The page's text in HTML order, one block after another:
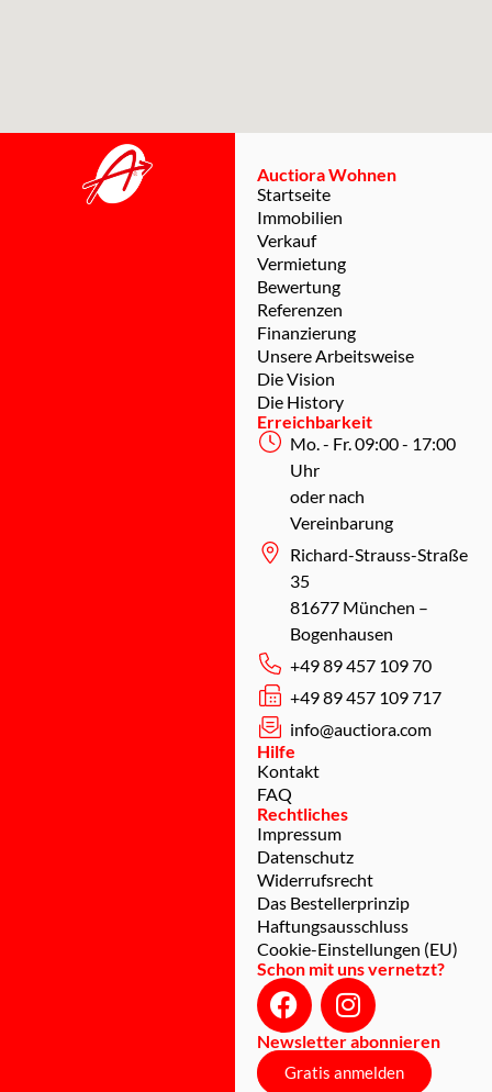
Auctiora Wohnen
Startseite
Immobilien
Verkauf
Vermietung
Bewertung
Referenzen
Finanzierung
Unsere Arbeitsweise
Die Vision
Die History
Erreichbarkeit
Mo. - Fr. 09:00 - 17:00
Uhr
oder nach
Vereinbarung
Richard-Strauss-Straße
35
81677 München –
Bogenhausen
+49 89 457 109 70
+49 89 457 109 717
info@auctiora.com
Hilfe
Kontakt
FAQ
Rechtliches
Impressum
Datenschutz
Widerrufsrecht
Das Bestellerprinzip
Haftungsausschluss
Cookie-Einstellungen (EU)
Schon mit uns vernetzt?
Newsletter abonnieren
Gratis anmelden